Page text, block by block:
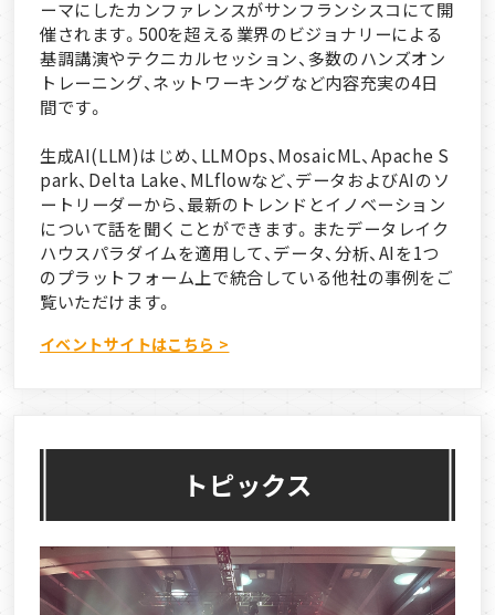
ーマにしたカンファレンスがサンフランシスコにて開
催されます。500を超える業界のビジョナリーによる
基調講演やテクニカルセッション、多数のハンズオン
トレーニング、ネットワーキングなど内容充実の4日
間です。
生成AI(LLM)はじめ、LLMOps、MosaicML、Apache S
park、Delta Lake、MLflowなど、データおよびAIのソ
ートリーダーから、最新のトレンドとイノベーション
について話を聞くことができます。またデータレイク
ハウスパラダイムを適用して、データ、分析、AIを1つ
のプラットフォーム上で統合している他社の事例をご
覧いただけます。
イベントサイトはこちら >
トピックス